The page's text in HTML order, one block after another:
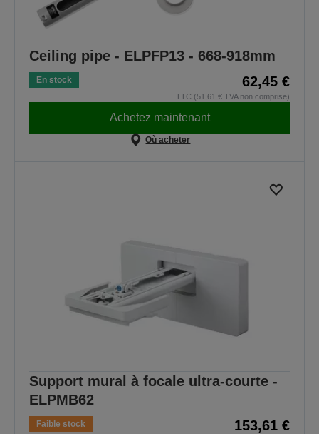
Ceiling pipe - ELPFP13 - 668-918mm
En stock 62,45 €
TTC (51,61 € TVA non comprise)
Achetez maintenant
Où acheter
Support mural à focale ultra-courte -
ELPMB62
Faible stock 153,61 €